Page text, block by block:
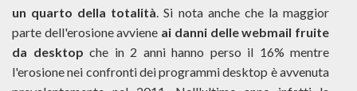
un quarto della totalità. Si nota anche che la maggior
parte dell'erosione avviene ai danni delle webmail fruite
da desktop che in 2 anni hanno perso il 16% mentre
l'erosione nei confronti dei programmi desktop è avvenuta